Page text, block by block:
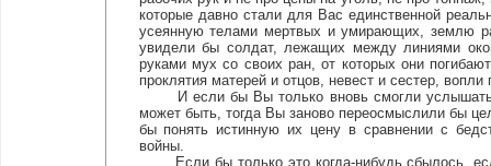
которые давно стали для Вас единственной
усеянную телами мертвых и умирающих, землю
увидели бы солдат, лежащих между линиями
руками мух со своих ран, от которых они
проклятия матерей и отцов, невест и сестер, вопли
И если бы Вы только вновь смогли услышать
может быть, тогда Вы заново переосмыслили бы
бы понять истинную их цену в сравнении с
войны.
Если бы только это когда-нибудь сбылось,